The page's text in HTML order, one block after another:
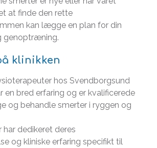
at finde den rette
kan lægge en plan for din
genoptræning.
klinikken
hos Svendborgsund
en bred erfaring og er kvalificerede
og behandle smerter i ryggen og
har dedikeret deres
og kliniske erfaring specifikt til